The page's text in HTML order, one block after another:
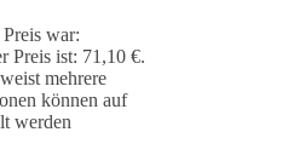
war:
Preis ist: 71,10 €.
mehrere
können auf
werden